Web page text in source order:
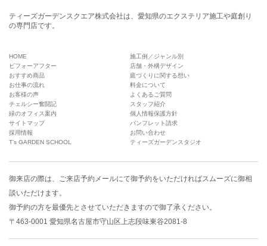
ティーズガーデンスクエア株式会社は、愛知県のエクステリア施工や庭創り
の専門店です。
HOME
施工例／ジャンル別
ビフォーアフター
店舗・外構デザイン
おすすめ商品
庭づくりに関する想い
お仕事の流れ
料金について
お客様の声
よくあるご質問
チェルシー奮闘記
スタッフ紹介
緑のオフィス案内
個人情報保護方針
サイトマップ
パンフレット請求
採用情報
お問い合わせ
T’s GARDEN SCHOOL
ティーズガーデンスタジオ
御来店の際は、 ご来店予約メールにて御予約をいただければスムーズに御相
談いただけます。
御予約の方を最優先とさせていただきますので御了承ください。
〒463-0001 愛知県名古屋市守山区上志段味東谷2081-8